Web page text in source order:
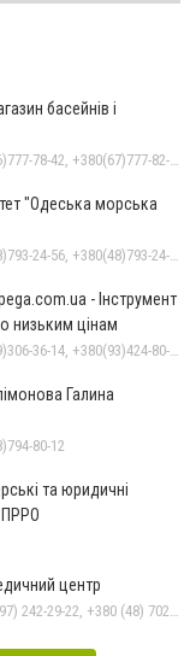
басейнів і
"Одеська морська
- Інструмент
низьким цінам
Галина
80-12
та юридичні
ПРРО
центр